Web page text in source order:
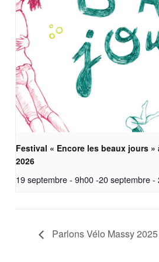
Festival « Encore les beaux jours »
2026
19 septembre - 9h00-20 septembre -
Parlons Vélo Massy